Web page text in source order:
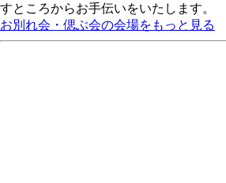
すところからお手伝いをいたします。
お別れ会・偲ぶ会の会場をもっと見る